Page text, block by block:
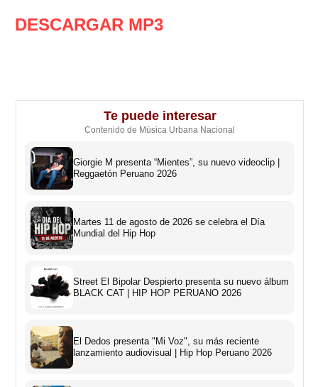
DESCARGAR MP3
Te puede interesar
Contenido de Música Urbana Nacional
Giorgie M presenta “Mientes”, su nuevo videoclip |
Reggaetón Peruano 2026
Martes 11 de agosto de 2026 se celebra el Día
Mundial del Hip Hop
Street El Bipolar Despierto presenta su nuevo álbum
BLACK CAT | HIP HOP PERUANO 2026
El Dedos presenta "Mi Voz", su más reciente
lanzamiento audiovisual | Hip Hop Peruano 2026